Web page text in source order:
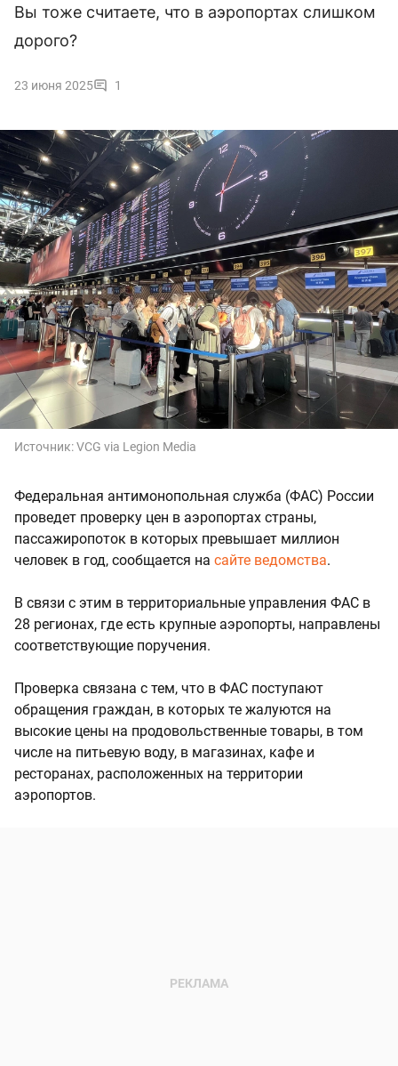
Вы тоже считаете, что в аэропортах слишком
дорого?
23 июня 2025 1
Источник:VCG via Legion Media
Федеральная антимонопольная служба (ФАС) России
проведет проверку цен в аэропортах страны,
пассажиропоток в которых превышает миллион
человек в год, сообщается на сайте ведомства.
В связи с этим в территориальные управления ФАС в
28 регионах, где есть крупные аэропорты, направлены
соответствующие поручения.
Проверка связана с тем, что в ФАС поступают
обращения граждан, в которых те жалуются на
высокие цены на продовольственные товары, в том
числе на питьевую воду, в магазинах, кафе и
ресторанах, расположенных на территории
аэропортов.